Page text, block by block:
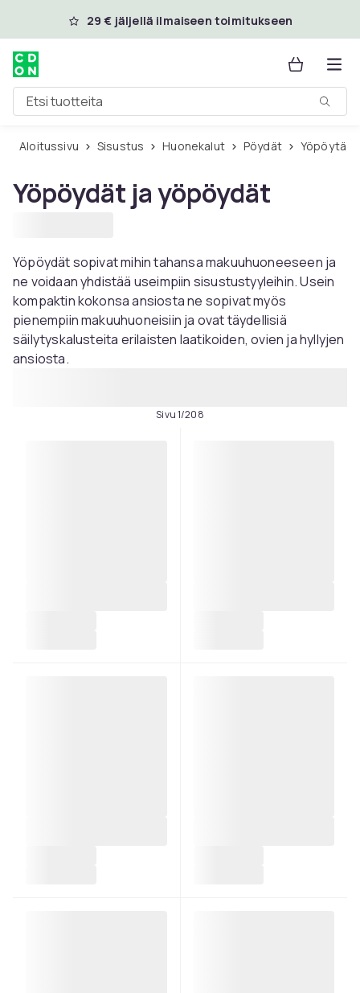
Ohita ja siirry pääsisältöön
29 € jäljellä ilmaiseen toimitukseen
Etsi tuotteita
Aloitussivu Sisustus Huonekalut Pöydät Yöpöytä
Yöpöydät ja yöpöydät
Yöpöydät sopivat mihin tahansa makuuhuoneeseen ja
ne voidaan yhdistää useimpiin sisustustyyleihin. Usein
kompaktin kokonsa ansiosta ne sopivat myös
pienempiin makuuhuoneisiin ja ovat täydellisiä
säilytyskalusteita erilaisten laatikoiden, ovien ja hyllyjen
ansiosta.
Sivu 1/208